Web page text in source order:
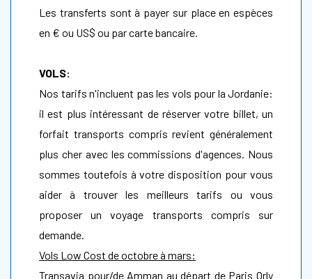
Les transferts sont à payer sur place en espèces
en € ou US$ ou par carte bancaire.
VOLS:
Nos tarifs n'incluent pas les vols pour la Jordanie:
il est plus intéressant de réserver votre billet, un
forfait transports compris revient généralement
plus cher avec les commissions d'agences. Nous
sommes toutefois à votre disposition pour vous
aider à trouver les meilleurs tarifs ou vous
proposer un voyage transports compris sur
demande.
Vols Low Cost de octobre à mars:
Transavia pour/de Amman au départ de Paris Orly